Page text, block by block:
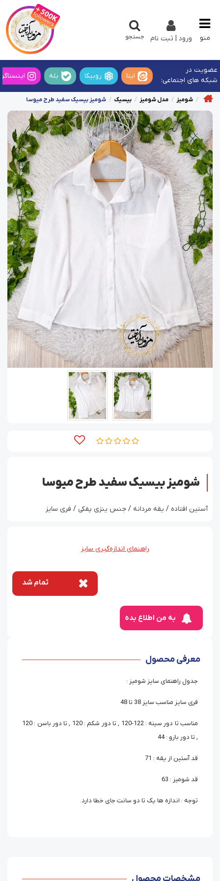
منو ورود | ثبت نام جستجو
عضویت در
شبکه های اجتماعی:
ایتا روبیکا بله
شومیز مدل شومیز بیسیک شومیز بیسیک سفید طرح میوسا
شومیز بیسیک سفید طرح میوسا
آستین افتاده / یقه مردانه / جنس ینزی پفکی / فری سایز
راهنمای اندازه‌گیری سایز
تمام شد
به من اطلاع بده
معرفی محصول
جدول راهنمای سایز شومیز :
فری سایز مناسب سایز 38 تا 48
مناسب تا دور سینه : 122-120 , تا دور شکم : 120 , تا دور باسن : 120
, تا دور بازو : 44
قد آستین از یقه : 71
قد شومیز : 63
توجه : اندازه ها یک تا دو سانت جای خطا دارد.